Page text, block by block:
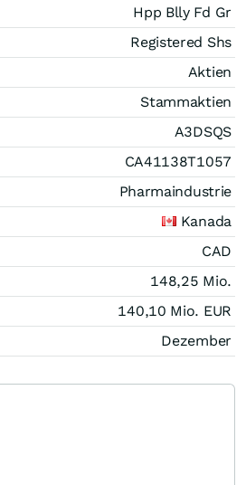
Hpp Blly Fd Gr
Registered Shs
Aktien
Stammaktien
A3DSQS
CA41138T1057
Pharmaindustrie
Kanada
CAD
148,25 Mio.
140,10 Mio. EUR
Dezember